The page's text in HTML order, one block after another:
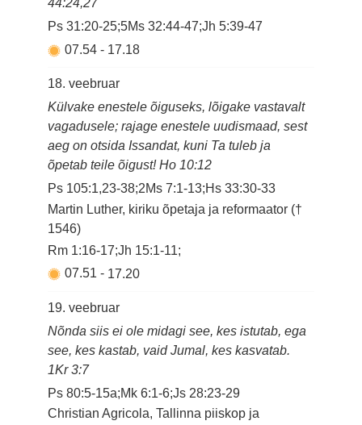
44:24,27
Ps 31:20-25;5Ms 32:44-47;Jh 5:39-47
07.54- 17.18
18. veebruar
Külvake enestele õiguseks, lõigake vastavalt
vagadusele; rajage enestele uudismaad, sest
aeg on otsida Issandat, kuni Ta tuleb ja
õpetab teile õigust! Ho 10:12
Ps 105:1,23-38;2Ms 7:1-13;Hs 33:30-33
Martin Luther, kiriku õpetaja ja reformaator (†
1546)
Rm 1:16-17;Jh 15:1-11;
07.51- 17.20
19. veebruar
Nõnda siis ei ole midagi see, kes istutab, ega
see, kes kastab, vaid Jumal, kes kasvatab.
1Kr 3:7
Ps 80:5-15a;Mk 6:1-6;Js 28:23-29
Christian Agricola, Tallinna piiskop ja